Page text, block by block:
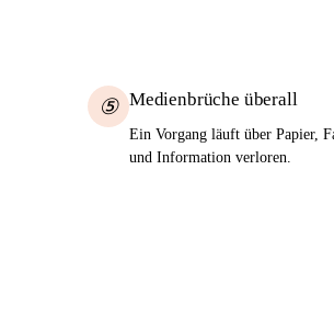
⑤ Medienbrüche überall
Ein Vorgang läuft über Papier,
und Information verloren.